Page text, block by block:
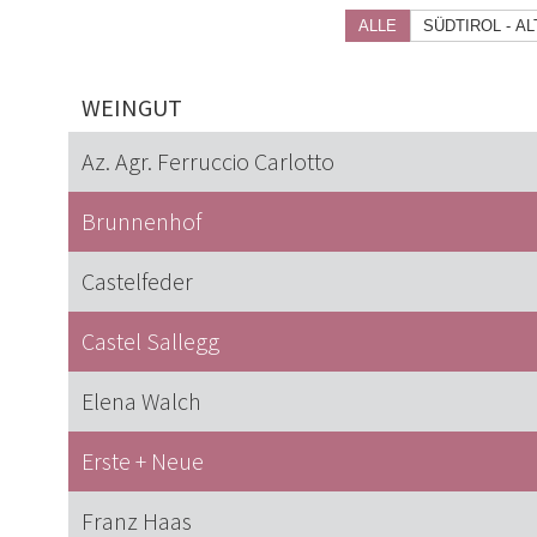
ALLE SÜDTIROL -
WEINGUT
Az. Agr. Ferruccio Carlotto
Brunnenhof
Castelfeder
Castel Sallegg
Elena Walch
Erste + Neue
Franz Haas